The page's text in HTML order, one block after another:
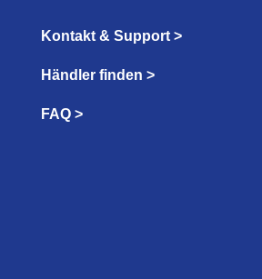
Kontakt & Support >
Händler finden >
FAQ >